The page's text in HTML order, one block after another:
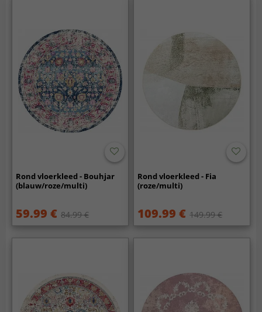
Rond vloerkleed - Bouhjar
(blauw/roze/multi)
59.99 € 84.99 €
Rond vloerkleed - Fia
(roze/multi)
109.99 € 149.99 €